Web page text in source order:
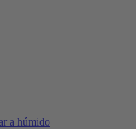
a húmido